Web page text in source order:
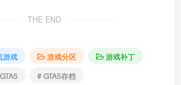
THE END
游戏 游戏分区
游戏补丁
# GTA5存档